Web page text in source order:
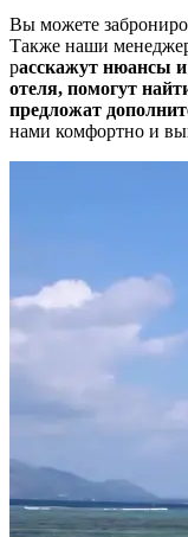
Вы можете
Также наши
расскажут нюансы
отеля, помогут
предложат
нами комфортно и